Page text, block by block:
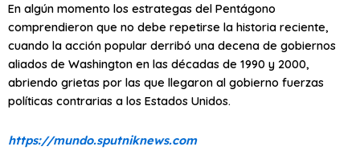
En algún momento los estrategas del Pentágono
comprendieron que no debe repetirse la historia reciente,
cuando la acción popular derribó una decena de gobiernos
aliados de Washington en las décadas de 1990 y 2000,
abriendo grietas por las que llegaron al gobierno fuerzas
políticas contrarias a los Estados Unidos.
https://mundo.sputniknews.com